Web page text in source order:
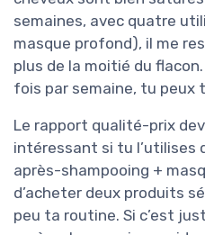
semaines, avec quatre
masque profond), il me
plus de la moitié du
fois par semaine, tu peux
Le rapport qualité-prix
intéressant si tu l’utilises
après-shampooing +
d’acheter deux produits
peu ta routine. Si c’est